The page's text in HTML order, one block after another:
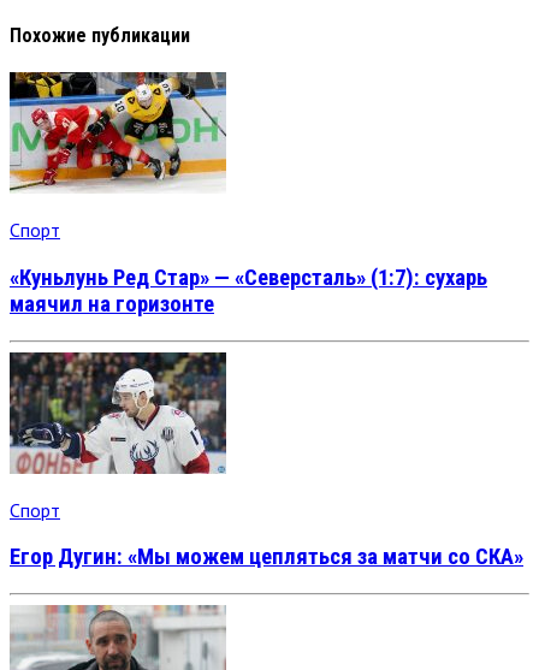
Похожие публикации
Спорт
«Куньлунь Ред Стар» — «Северсталь» (1:7): сухарь
маячил на горизонте
Спорт
Егор Дугин: «Мы можем цепляться за матчи со СКА»